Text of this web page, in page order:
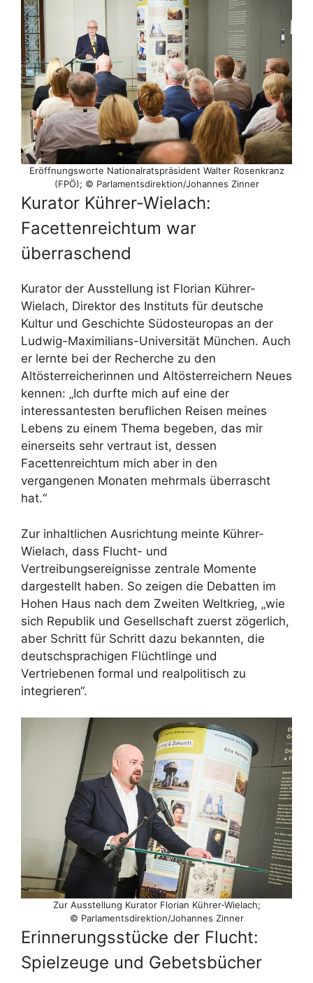
Eröffnungsworte Nationalratspräsident Walter Rosenkranz
(FPÖ); © Parlamentsdirektion/​Johannes Zinner
Kurator Kührer-Wielach:
Facettenreichtum war
überraschend
Kurator der Ausstellung ist Florian Kührer-
Wielach, Direktor des Instituts für deutsche
Kultur und Geschichte Südosteuropas an der
Ludwig-Maximilians-Universität München. Auch
er lernte bei der Recherche zu den
Altösterreicherinnen und Altösterreichern Neues
kennen: „Ich durfte mich auf eine der
interessantesten beruflichen Reisen meines
Lebens zu einem Thema begeben, das mir
einerseits sehr vertraut ist, dessen
Facettenreichtum mich aber in den
vergangenen Monaten mehrmals überrascht
hat.“
Zur inhaltlichen Ausrichtung meinte Kührer-
Wielach, dass Flucht- und
Vertreibungsereignisse zentrale Momente
dargestellt haben. So zeigen die Debatten im
Hohen Haus nach dem Zweiten Weltkrieg, „wie
sich Republik und Gesellschaft zuerst zögerlich,
aber Schritt für Schritt dazu bekannten, die
deutschsprachigen Flüchtlinge und
Vertriebenen formal und realpolitisch zu
integrieren“.
Zur Ausstellung Kurator Florian Kührer-Wielach;
© Parlamentsdirektion/​Johannes Zinner
Erinnerungsstücke der Flucht:
Spielzeuge und Gebetsbücher